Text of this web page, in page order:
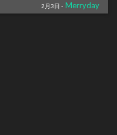
2月3日 - Merryday